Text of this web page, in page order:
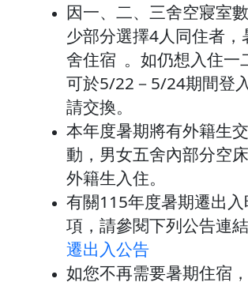
因一、二、三舍空寢室
少部分選擇4人同住者，
舍住宿 。如仍想入住一
可於5/22－5/24期間登
請交換。
本年度暑期將有外籍生
動，男女五舍內部分空
外籍生入住。
有關115年度暑期遷出
項，請參閱下列公告連結
遷出入公告
如您不再需要暑期住宿